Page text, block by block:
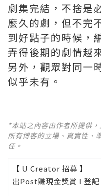
劇集完結，不捨是
麼久的劇，但不完
到好點子的時候，
弄得後期的劇情越
另外，觀眾對同一
似乎未有。
*本站之內容由作者所提供
所有博客的立場、真實性、
任。
【 U Creator 招募 】
出Post賺現金獎賞 l 登記